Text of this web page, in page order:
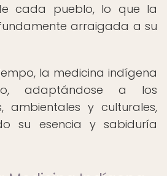
cada pueblo, lo que la
arraigada a su
la medicina indígena
adaptándose a los
ambientales y culturales,
su esencia y sabiduría